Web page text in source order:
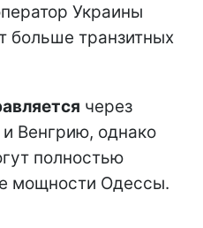
Украины
больше транзитных
через
Венгрию, однако
полностью
мощности Одессы.